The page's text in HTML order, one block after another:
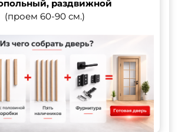
раздвижной
(проем 60-90 см.)